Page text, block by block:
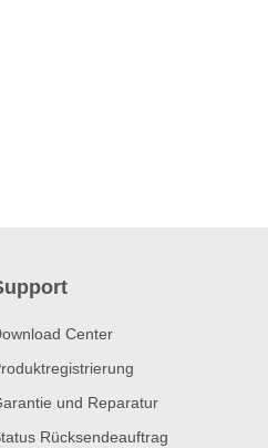
Center
und Reparatur
Rücksendeauftrag